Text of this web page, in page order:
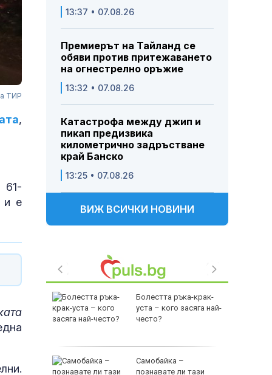
ТИР
,
61-
и е
13:37 • 07.08.26
Премиерът на Тайланд се
обяви против притежаването
на огнестрелно оръжие
13:32 • 07.08.26
Катастрофа между джип и
пикап предизвика
километрично задръстване
край Банско
13:25 • 07.08.26
ВИЖ ВСИЧКИ НОВИНИ
Болестта ръка-крак-
уста – кого засяга най-
често?
Самобайка –
познавате ли тази